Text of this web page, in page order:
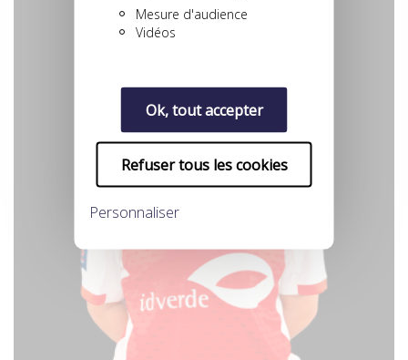
Mesure d'audience
Vidéos
Ok, tout accepter
Refuser tous les cookies
Personnaliser